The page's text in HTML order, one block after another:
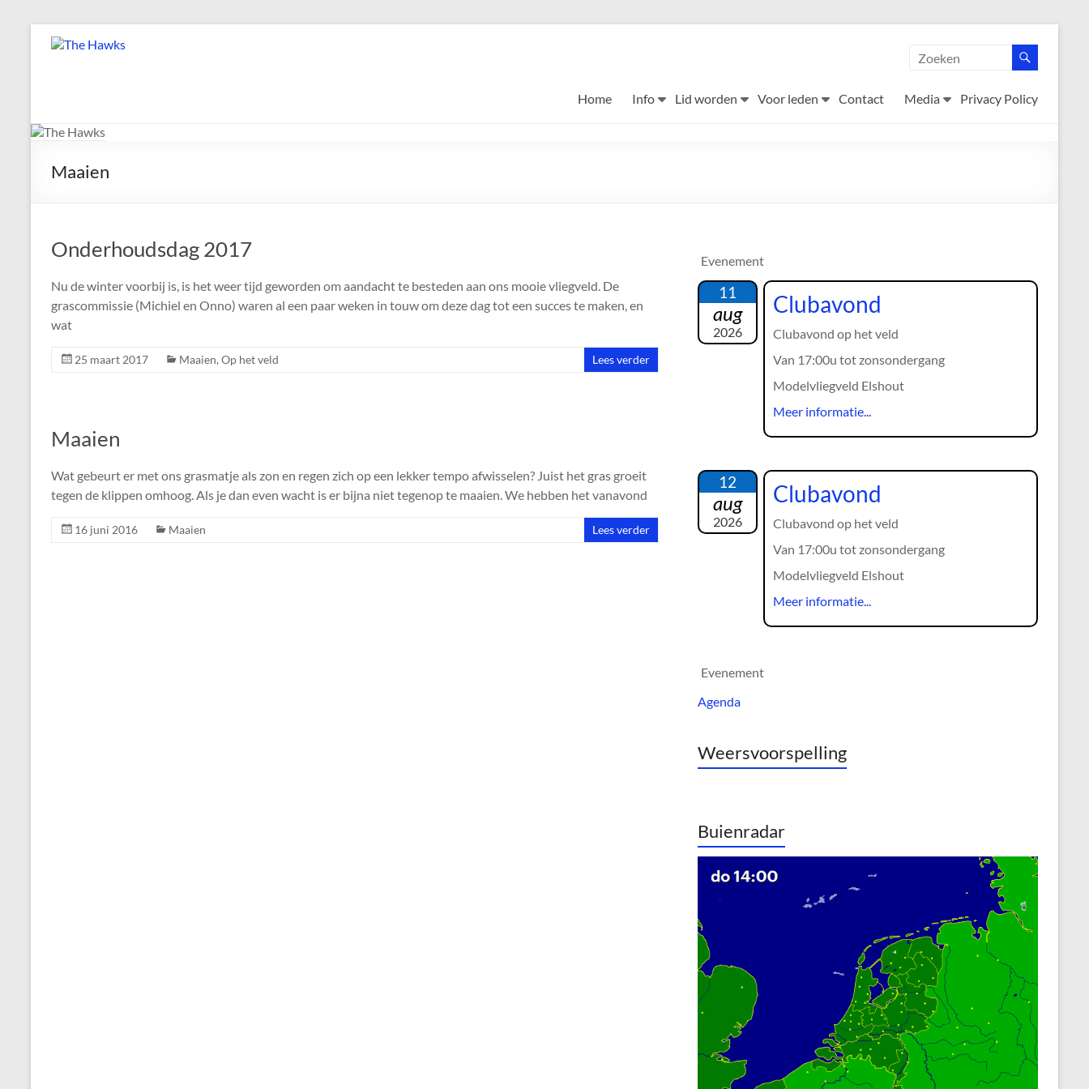
naarThe
gezelligste
van
Home Info Lid worden Voor leden Contact Media Privacy Policy
Maaien
Onderhoudsdag 2017
Nu de winter voorbij is, is het weer tijd geworden om aandacht te besteden aan ons mooie vliegveld. De
grascommissie (Michiel en Onno) waren al een paar weken in touw om deze dag tot een succes te maken, en
wat
25 maart 2017 Maaien, Op het veld Lees verder
Maaien
Wat gebeurt er met ons grasmatje als zon en regen zich op een lekker tempo afwisselen? Juist het gras groeit
tegen de klippen omhoog. Als je dan even wacht is er bijna niet tegenop te maaien. We hebben het vanavond
16 juni 2016 Maaien Lees verder
Evenement
11
aug
2026
Clubavond
Clubavond op het veld
Van 17:00u tot zonsondergang
Modelvliegveld Elshout
Meer informatie...
12
aug
2026
Clubavond
Clubavond op het veld
Van 17:00u tot zonsondergang
Modelvliegveld Elshout
Meer informatie...
Evenement
Agenda
Weersvoorspelling
Buienradar